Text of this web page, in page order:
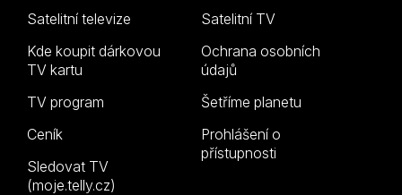
Satelitní televize
Kde koupit dárkovou
TV kartu
TV program
Ceník
Sledovat TV
(moje.telly.cz)
Satelitní TV
Ochrana osobních
údajů
Šetříme planetu
Prohlášení o
přístupnosti